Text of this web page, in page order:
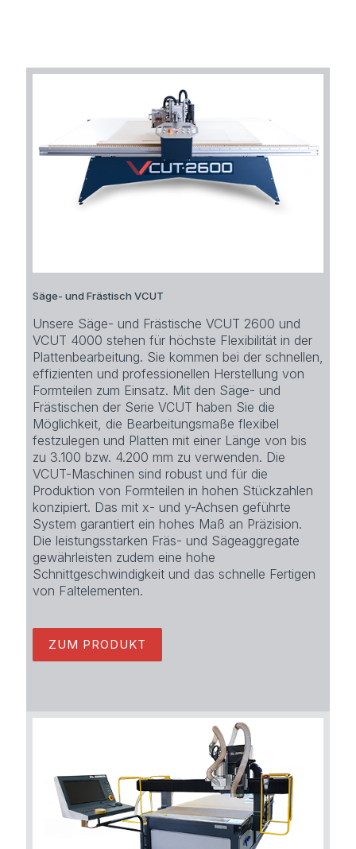
Säge- und Frästisch VCUT
Unsere Säge- und Frästische VCUT 2600 und
VCUT 4000 stehen für höchste Flexibilität in der
Plattenbearbeitung. Sie kommen bei der schnellen,
effizienten und professionellen Herstellung von
Formteilen zum Einsatz. Mit den Säge- und
Frästischen der Serie VCUT haben Sie die
Möglichkeit, die Bearbeitungsmaße flexibel
festzulegen und Platten mit einer Länge von bis
zu 3.100 bzw. 4.200 mm zu verwenden. Die
VCUT-Maschinen sind robust und für die
Produktion von Formteilen in hohen Stückzahlen
konzipiert. Das mit x- und y-Achsen geführte
System garantiert ein hohes Maß an Präzision.
Die leistungsstarken Fräs- und Sägeaggregate
gewährleisten zudem eine hohe
Schnittgeschwindigkeit und das schnelle Fertigen
von Faltelementen.
ZUM PRODUKT